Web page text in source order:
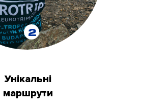
2
Унікальні
маршрути